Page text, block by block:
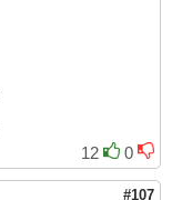
12
0
#107